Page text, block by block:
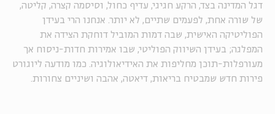
דגל המדינה בצד, הרקע חגיגי, עדיף כחול, וסיסמה קצרה, קליטה,
של שורה אחת, לפעמים שתיים, לא יותר. אנחנו הרי בעידן
הפוליטיקה האישית, שבה דמות המוביל דוחקת הצידה את
המפלגה; בעידן השיווק הפוליטי, שבו אמירות חדות-ניסוח אך
מעורפלות-תוכן מחליפות את האידיאולוגיה. כמו מודעה ליוגורט
פירות חדש שמבטיח בריאות, דיאטה, אהבה ושיניים צחורות.